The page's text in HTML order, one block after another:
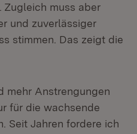
Zugleich muss aber
und zuverlässiger
stimmen. Das zeigt die
mehr Anstrengungen
für die wachsende
Seit Jahren fordere ich